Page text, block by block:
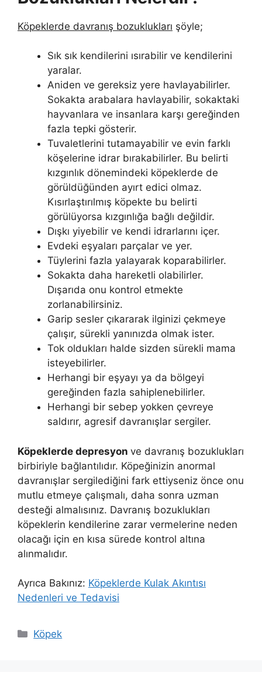
Köpeklerde davranış bozuklukları şöyle;
Sık sık kendilerini ısırabilir ve kendilerini
yaralar.
Aniden ve gereksiz yere havlayabilirler.
Sokakta arabalara havlayabilir, sokaktaki
hayvanlara ve insanlara karşı gereğinden
fazla tepki gösterir.
Tuvaletlerini tutamayabilir ve evin farklı
köşelerine idrar bırakabilirler. Bu belirti
kızgınlık dönemindeki köpeklerde de
görüldüğünden ayırt edici olmaz.
Kısırlaştırılmış köpekte bu belirti
görülüyorsa kızgınlığa bağlı değildir.
Dışkı yiyebilir ve kendi idrarlarını içer.
Evdeki eşyaları parçalar ve yer.
Tüylerini fazla yalayarak koparabilirler.
Sokakta daha hareketli olabilirler.
Dışarıda onu kontrol etmekte
zorlanabilirsiniz.
Garip sesler çıkararak ilginizi çekmeye
çalışır, sürekli yanınızda olmak ister.
Tok oldukları halde sizden sürekli mama
isteyebilirler.
Herhangi bir eşyayı ya da bölgeyi
gereğinden fazla sahiplenebilirler.
Herhangi bir sebep yokken çevreye
saldırır, agresif davranışlar sergiler.
Köpeklerde depresyon ve davranış bozuklukları
birbiriyle bağlantılıdır. Köpeğinizin anormal
davranışlar sergilediğini fark ettiyseniz önce onu
mutlu etmeye çalışmalı, daha sonra uzman
desteği almalısınız. Davranış bozuklukları
köpeklerin kendilerine zarar vermelerine neden
olacağı için en kısa sürede kontrol altına
alınmalıdır.
Ayrıca Bakınız: Köpeklerde Kulak Akıntısı
Nedenleri ve Tedavisi
Kategoriler
Köpek